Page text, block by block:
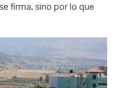
firma, sino por lo que